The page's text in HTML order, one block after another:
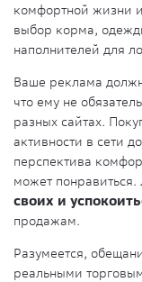
комфортной жизни
выбор корма,
наполнителей для
Ваше реклама
что ему не
разных сайтах.
активности в сети
перспектива
может понравиться.
своих и
продажам.
Разумеется,
реальными